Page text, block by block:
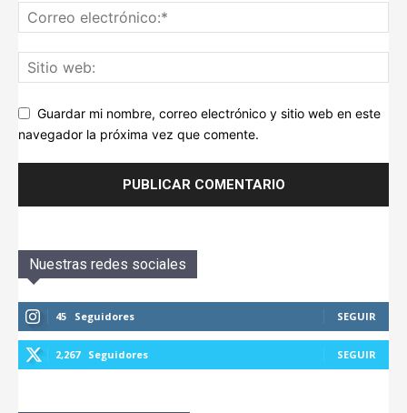
Guardar mi nombre, correo electrónico y sitio web en este
navegador la próxima vez que comente.
Nuestras redes sociales
45 Seguidores SEGUIR
2,267 Seguidores SEGUIR